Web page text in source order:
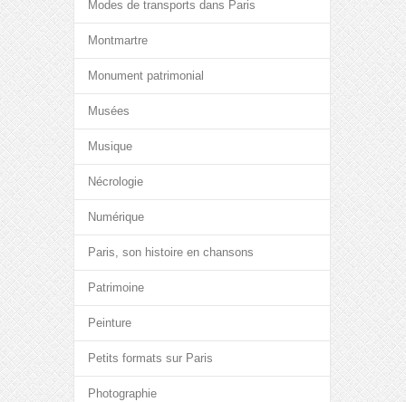
Modes de transports dans Paris
Montmartre
Monument patrimonial
Musées
Musique
Nécrologie
Numérique
Paris, son histoire en chansons
Patrimoine
Peinture
Petits formats sur Paris
Photographie